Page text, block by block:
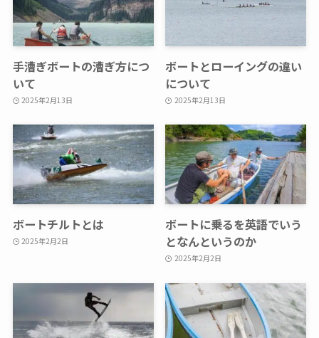
手漕ぎボートの漕ぎ方につ
いて
2025年2月13日
ボートとローイングの違い
について
2025年2月13日
ボートチルトとは
2025年2月2日
ボートに乗るを英語でいう
となんというのか
2025年2月2日